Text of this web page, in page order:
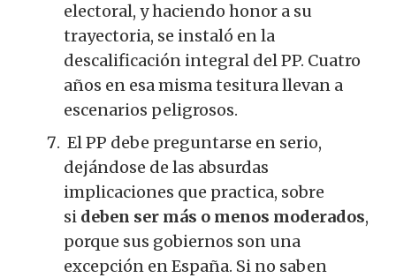
electoral, y haciendo honor a su
trayectoria, se instaló en la
descalificación integral del PP. Cuatro
años en esa misma tesitura llevan a
escenarios peligrosos.
El PP debe preguntarse en serio,
dejándose de las absurdas
implicaciones que practica, sobre
si deben ser más o menos moderados,
porque sus gobiernos son una
excepción en España. Si no saben